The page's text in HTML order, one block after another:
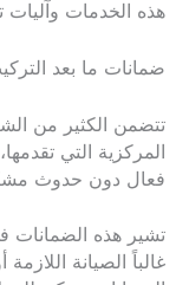
هذه الخدمات وآليات
ضمانات ما بعد
تتضمن الكثير من
المركزية التي
فعال دون حدوث
تشير هذه الضمانات
غالباً الصيانة